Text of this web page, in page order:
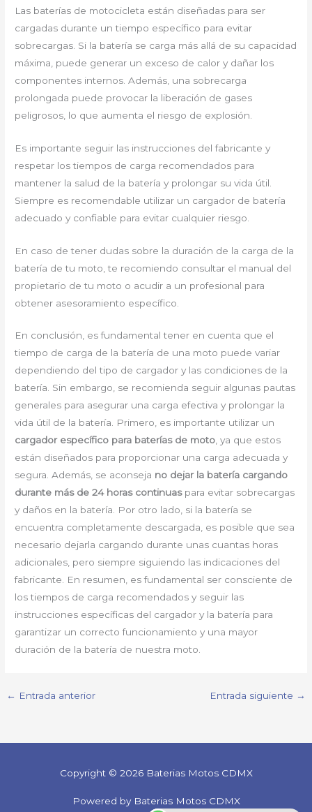
Las baterías de motocicleta están diseñadas para ser
cargadas durante un tiempo específico para evitar
sobrecargas. Si la batería se carga más allá de su capacidad
máxima, puede generar un exceso de calor y dañar los
componentes internos. Además, una sobrecarga
prolongada puede provocar la liberación de gases
peligrosos, lo que aumenta el riesgo de explosión.
Es importante seguir las instrucciones del fabricante y
respetar los tiempos de carga recomendados para
mantener la salud de la batería y prolongar su vida útil.
Siempre es recomendable utilizar un cargador de batería
adecuado y confiable para evitar cualquier riesgo.
En caso de tener dudas sobre la duración de la carga de la
batería de tu moto, te recomiendo consultar el manual del
propietario de tu moto o acudir a un profesional para
obtener asesoramiento específico.
En conclusión, es fundamental tener en cuenta que el
tiempo de carga de la batería de una moto puede variar
dependiendo del tipo de cargador y las condiciones de la
batería. Sin embargo, se recomienda seguir algunas pautas
generales para asegurar una carga efectiva y prolongar la
vida útil de la batería. Primero, es importante utilizar un
cargador específico para baterías de moto, ya que estos
están diseñados para proporcionar una carga adecuada y
segura. Además, se aconseja no dejar la batería cargando
durante más de 24 horas continuaspara evitar sobrecargas
y daños en la batería. Por otro lado, si la batería se
encuentra completamente descargada, es posible que sea
necesario dejarla cargando durante unas cuantas horas
adicionales, pero siempre siguiendo las indicaciones del
fabricante. En resumen, es fundamental ser consciente de
los tiempos de carga recomendados y seguir las
instrucciones específicas del cargador y la batería para
garantizar un correcto funcionamiento y una mayor
duración de la batería de nuestra moto.
← Entrada anterior Entrada siguiente →
Copyright © 2026 Baterias Motos CDMX
Powered by Baterias Motos CDMX